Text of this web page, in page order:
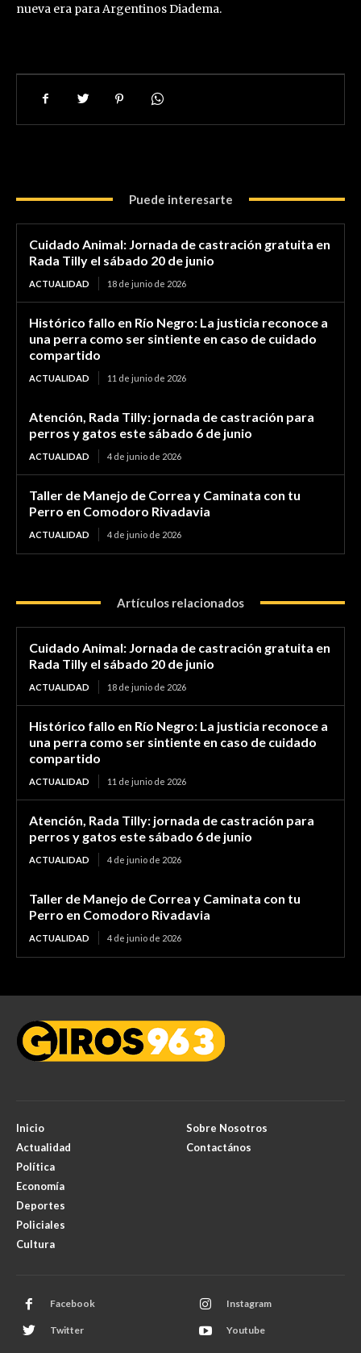
nueva era para Argentinos Diadema.
Puede interesarte
Cuidado Animal: Jornada de castración gratuita en
Rada Tilly el sábado 20 de junio
ACTUALIDAD 18 de junio de 2026
Histórico fallo en Río Negro: La justicia reconoce a
una perra como ser sintiente en caso de cuidado
compartido
ACTUALIDAD 11 de junio de 2026
Atención, Rada Tilly: jornada de castración para
perros y gatos este sábado 6 de junio
ACTUALIDAD 4 de junio de 2026
Taller de Manejo de Correa y Caminata con tu
Perro en Comodoro Rivadavia
ACTUALIDAD 4 de junio de 2026
Artículos relacionados
Cuidado Animal: Jornada de castración gratuita en
Rada Tilly el sábado 20 de junio
ACTUALIDAD 18 de junio de 2026
Histórico fallo en Río Negro: La justicia reconoce a
una perra como ser sintiente en caso de cuidado
compartido
ACTUALIDAD 11 de junio de 2026
Atención, Rada Tilly: jornada de castración para
perros y gatos este sábado 6 de junio
ACTUALIDAD 4 de junio de 2026
Taller de Manejo de Correa y Caminata con tu
Perro en Comodoro Rivadavia
ACTUALIDAD 4 de junio de 2026
Inicio
Actualidad
Política
Economía
Deportes
Policiales
Cultura
Sobre Nosotros
Contactános
Facebook Instagram
Twitter Youtube